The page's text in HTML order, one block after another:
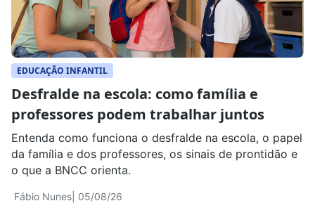
EDUCAÇÃO INFANTIL
Desfralde na escola: como família e
professores podem trabalhar juntos
Fábio Nunes | 05/08/26
Entenda como funciona o desfralde na escola, o papel
da família e dos professores, os sinais de prontidão e
o que a BNCC orienta.